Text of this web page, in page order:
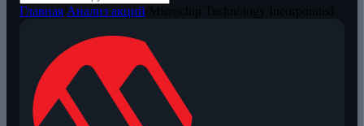
Главная Анализ акций